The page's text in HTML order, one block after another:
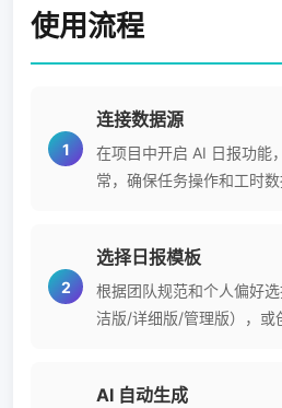
使用流程
连接数据源
在项目中开启 AI 日报功能
常，确保任务操作和工时数
选择日报模板
根据团队规范和个人偏好
洁版/详细版/管理版），或
AI 自动生成